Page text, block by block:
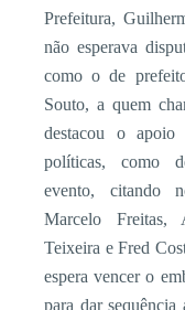
Prefeitura,
não esperava
como o de
Souto, a quem
destacou o apoio
políticas, como
evento, citando
Marcelo Freitas,
Teixeira e Fred
espera vencer o
para dar sequência